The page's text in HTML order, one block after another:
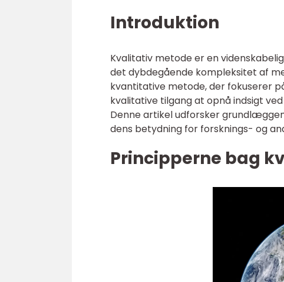
Introduktion
Kvalitativ metode er en
det dybdegående kompleksitet af
kvantitative metode, der fokuserer
kvalitative tilgang at opnå indsigt
Denne artikel udforsker
dens betydning for forsknings- og
Principperne bag